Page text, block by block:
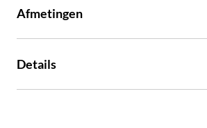
Afmetingen
Diepte 200 cm
DetailsGA NAAR WINKELMANDJE
OF VERDER WINKELEN